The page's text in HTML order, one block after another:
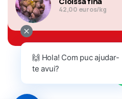
42,00 euros/kg
🙌 Hola! Com puc ajudar-
te avui?